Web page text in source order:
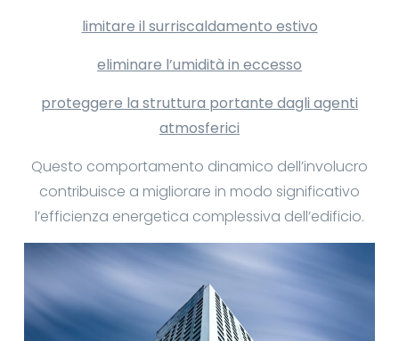
limitare il surriscaldamento estivo
eliminare l’umidità in eccesso
proteggere la struttura portante dagli agenti
atmosferici
Questo comportamento dinamico dell’involucro
contribuisce a migliorare in modo significativo
l’efficienza energetica complessiva dell’edificio.